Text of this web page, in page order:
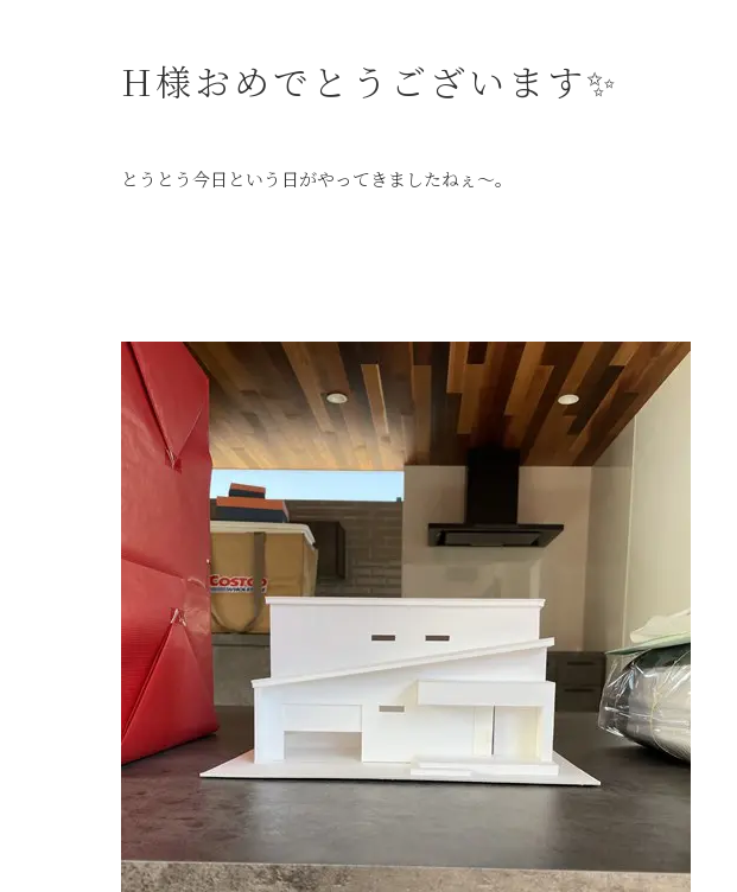
H様おめでとうございます✨
とうとう今日という日がやってきましたねぇ～。